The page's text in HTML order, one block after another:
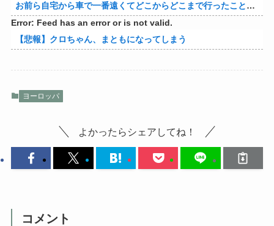
お前ら自宅から車で一番遠くてどこからどこまで行ったことある？
Error: Feed has an error or is not valid.
【悲報】クロちゃん、まともになってしまう
ヨーロッパ
よかったらシェアしてね！
コメント